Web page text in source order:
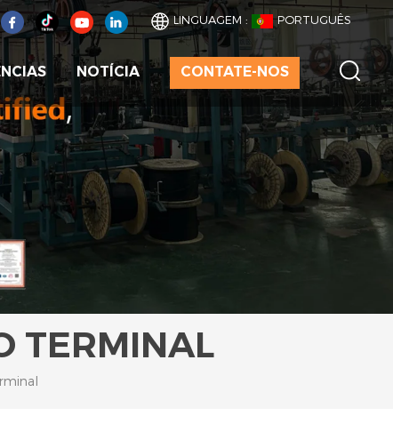
LINGUAGEM : PORTUGUÊS
NOTÍCIA CONTATE-NOS
TERMINAL